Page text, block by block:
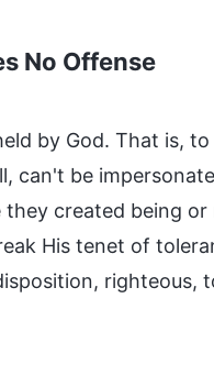
No Offense
by God. That is,
can't be
created being
His tenet of
righteous,